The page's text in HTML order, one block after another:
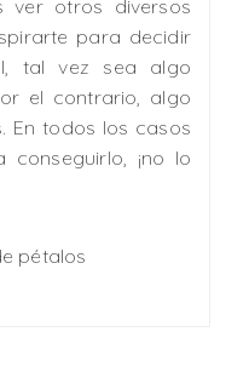
ver otros diversos
para decidir
tal vez sea algo
el contrario, algo
En todos los casos
¡no lo
pétalos